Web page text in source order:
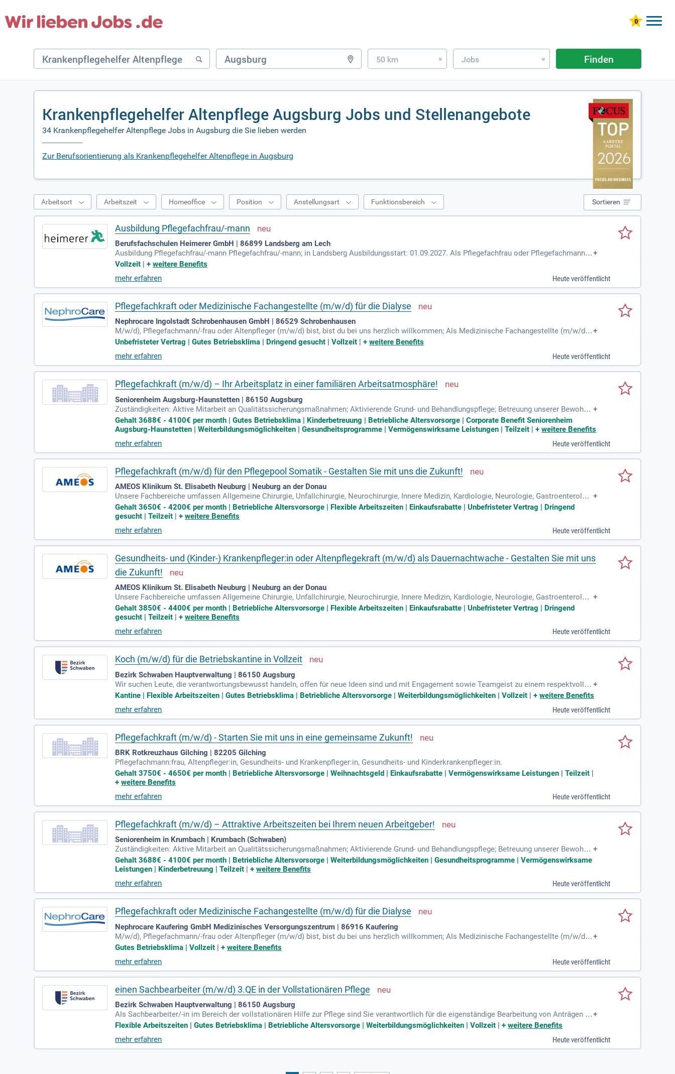
50 km » Jobs » Finden
Krankenpflegehelfer Altenpflege Augsburg Jobs und Stellenangebote
34 Krankenpflegehelfer Altenpflege Jobs in Augsburg die Sie lieben werden
Zur Berufsorientierung als Krankenpflegehelfer Altenpflege in Augsburg
Arbeitsort Arbeitszeit Homeoffice Position Anstellungsart Funktionsbereich Sortieren
Ausbildung Pflegefachfrau/-mann
Berufsfachschulen Heimerer GmbH | 86899 Landsberg am Lech
Ausbildung Pflegefachfrau/-mann Pflegefachfrau/-mann; in Landsberg Ausbildungsstart: 01.09.2027. Als Pflegefachfrau oder Pflegefachmann v
ersorgst und betreust du selbstständig kranke und pflegebedürftige Menschen jeden Alters.
+
Vollzeit |+weitere Benefits
mehr erfahren
Heute veröffentlicht
Pflegefachkraft oder Medizinische Fachangestellte (m/w/d) für die Dialyse
Nephrocare Ingolstadt Schrobenhausen GmbH | 86529 Schrobenhausen
M/w/d), Pflegefachmann/-frau oder Altenpfleger (m/w/d) bist, bist du bei uns herzlich willkommen; Als Medizinische Fachangestellte (m/w/d),
Notfallsanitäter (m/w/d), OTA (m/w/d) oder ATA (m/w/d) bist du auch ohne Vorkenntnisse bei uns willkommen.
+
Unbefristeter Vertrag | Gutes Betriebsklima | Dringend gesucht | Vollzeit |+weitere Benefits
mehr erfahren
Heute veröffentlicht
Pflegefachkraft (m/w/d) – Ihr Arbeitsplatz in einer familiären Arbeitsatmosphäre!
Seniorenheim Augsburg-Haunstetten | 86150 Augsburg
Zuständigkeiten: Aktive Mitarbeit an Qualitätssicherungsmaßnahmen; Aktivierende Grund- und Behandlungspflege; Betreuung unserer Bewohne
r:innen nach neuesten pflegewissenschaftlichen Standards; Durchführung der Pflegeplanung und -dokumentation.
+
Gehalt 3688€ - 4100€ per month | Gutes Betriebsklima | Kinderbetreuung | Betriebliche Altersvorsorge | Corporate Benefit Seniorenheim
Augsburg-Haunstetten | Weiterbildungsmöglichkeiten | Gesundheitsprogramme | Vermögenswirksame Leistungen | Teilzeit |+weitere Benefits
mehr erfahren
Heute veröffentlicht
Pflegefachkraft (m/w/d) für den Pflegepool Somatik - Gestalten Sie mit uns die Zukunft!
AMEOS Klinikum St. Elisabeth Neuburg | Neuburg an der Donau
Unsere Fachbereiche umfassen Allgemeine Chirurgie, Unfallchirurgie, Neurochirurgie, Innere Medizin, Kardiologie, Neurologie, Gastroenterologi
e, Pädiatrie, Kinder- und Jugendpsychiatrie, Neonatologie, Geburtshilfe und Gynäkologie.
+
Gehalt 3650€ - 4200€ per month | Betriebliche Altersvorsorge | Flexible Arbeitszeiten | Einkaufsrabatte | Unbefristeter Vertrag | Dringend
gesucht | Teilzeit |+weitere Benefits
mehr erfahren
Heute veröffentlicht
Gesundheits- und (Kinder-) Krankenpfleger:in oder Altenpflegekraft (m/w/d) als Dauernachtwache - Gestalten Sie mit uns
die Zukunft!
AMEOS Klinikum St. Elisabeth Neuburg | Neuburg an der Donau
Unsere Fachbereiche umfassen Allgemeine Chirurgie, Unfallchirurgie, Neurochirurgie, Innere Medizin, Kardiologie, Neurologie, Gastroenterologi
e, Pädiatrie, Kinder- und Jugendpsychiatrie, Neonatologie, Geburtshilfe und Gynäkologie.
+
Gehalt 3850€ - 4400€ per month | Betriebliche Altersvorsorge | Flexible Arbeitszeiten | Einkaufsrabatte | Unbefristeter Vertrag | Dringend
gesucht | Teilzeit |+weitere Benefits
mehr erfahren
Heute veröffentlicht
Koch (m/w/d) für die Betriebskantine in Vollzeit
Bezirk Schwaben Hauptverwaltung | 86150 Augsburg
Wir suchen Leute, die verantwortungsbewusst handeln, offen für neue Ideen sind und mit Engagement sowie Teamgeist zu einem respektvollen
und lösungsorientierten Miteinander beitragen.
+
Kantine | Flexible Arbeitszeiten | Gutes Betriebsklima | Betriebliche Altersvorsorge | Weiterbildungsmöglichkeiten | Vollzeit |+weitere Benefits
mehr erfahren
Heute veröffentlicht
Pflegefachkraft (m/w/d) - Starten Sie mit uns in eine gemeinsame Zukunft!
BRK Rotkreuzhaus Gilching | 82205 Gilching
Pflegefachmann:frau, Altenpfleger:in, Gesundheits- und Krankenpfleger:in, Gesundheits- und Kinderkrankenpfleger:in.
Gehalt 3750€ - 4650€ per month | Betriebliche Altersvorsorge | Weihnachtsgeld | Einkaufsrabatte | Vermögenswirksame Leistungen | Teilzeit |
+weitere Benefits
mehr erfahren
Heute veröffentlicht
Pflegefachkraft (m/w/d) – Attraktive Arbeitszeiten bei Ihrem neuen Arbeitgeber!
Seniorenheim in Krumbach | Krumbach (Schwaben)
Zuständigkeiten: Aktive Mitarbeit an Qualitätssicherungsmaßnahmen; Aktivierende Grund- und Behandlungspflege; Betreuung unserer Bewohne
r:innen nach neuesten pflegewissenschaftlichen Standards; Durchführung der Pflegeplanung und -dokumentation.
+
Gehalt 3688€ - 4100€ per month | Betriebliche Altersvorsorge | Weiterbildungsmöglichkeiten | Gesundheitsprogramme | Vermögenswirksame
Leistungen | Kinderbetreuung | Teilzeit |+weitere Benefits
mehr erfahren
Heute veröffentlicht
Pflegefachkraft oder Medizinische Fachangestellte (m/w/d) für die Dialyse
Nephrocare Kaufering GmbH Medizinisches Versorgungszentrum | 86916 Kaufering
M/w/d), Pflegefachmann/-frau oder Altenpfleger (m/w/d) bist, bist du bei uns herzlich willkommen; Als Medizinische Fachangestellte (m/w/d),
Notfallsanitäter (m/w/d), OTA (m/w/d) oder ATA (m/w/d) bist du auch ohne Vorkenntnisse bei uns willkommen.
+
Gutes Betriebsklima | Vollzeit |+weitere Benefits
mehr erfahren
Heute veröffentlicht
einen Sachbearbeiter (m/w/d) 3.QE in der Vollstationären Pflege
Bezirk Schwaben Hauptverwaltung | 86150 Augsburg
Als Sachbearbeiter/-in im Bereich der vollstationären Hilfe zur Pflege sind Sie verantwortlich für die eigenständige Bearbeitung von Anträgen g
emäß SGB XII. Ihre Rolle umfasst die Prüfung der sozialhilferechtlichen Voraussetzungen und Entscheidungen über die benötigte Hilfe. In enger
Zusammenarbeit mit anderen Fachbereichen bieten Sie umfassende Beratung für Antragsteller, Angehörige und rechtliche Vertretungen. Des W
eiteren prüfen Sie öffentlich-rechtliche sowie privatrechtliche Ansprüche und setzen diese gegebenenfalls durch. Wir garantieren Ihnen einen si
cheren Arbeitsplatz im öffentlichen Dienst mit attraktiven Konditionen. Starten Sie Ihre Karriere in einem wichtigen und erfüllenden Tätigkeitsfe
+
Flexible Arbeitszeiten | Gutes Betriebsklima | Betriebliche Altersvorsorge | Weiterbildungsmöglichkeiten | Vollzeit |+weitere Benefits
mehr erfahren
Heute veröffentlicht